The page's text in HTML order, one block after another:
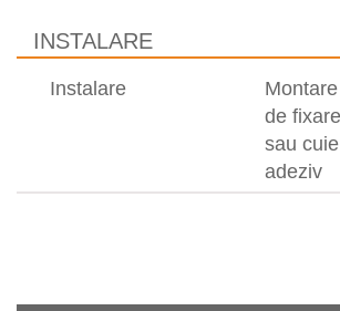
INSTALARE
Instalare
de
sau
adeziv